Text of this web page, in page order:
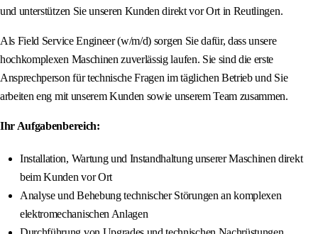
und unterstützen Sie unseren Kunden direkt vor Ort in Reutlingen.
Als Field Service Engineer (w/m/d) sorgen Sie dafür, dass unsere
hochkomplexen Maschinen zuverlässig laufen. Sie sind die erste
Ansprechperson für technische Fragen im täglichen Betrieb und Sie
arbeiten eng mit unserem Kunden sowie unserem Team zusammen.
Ihr Aufgabenbereich:
Installation, Wartung und Instandhaltung unserer Maschinen direkt
beim Kunden vor Ort
Analyse und Behebung technischer Störungen an komplexen
elektromechanischen Anlagen